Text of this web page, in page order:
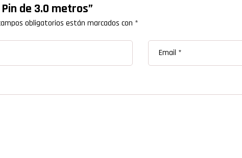
de 3.0 metros”
obligatorios están marcados con *